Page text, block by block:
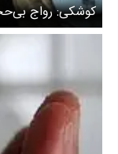
کوشکی: رواج